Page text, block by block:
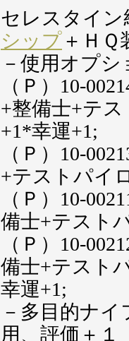
セレスタイン
シップ＋Ｈ
－使用オプ
（Ｐ）10-
+整備士+テ
+1*幸運+1;
（Ｐ）10-
+テストパイ
（Ｐ）10-
備士+テスト
（Ｐ）10-
備士+テスト
幸運+1;
－多目的ナ
用、評価＋１